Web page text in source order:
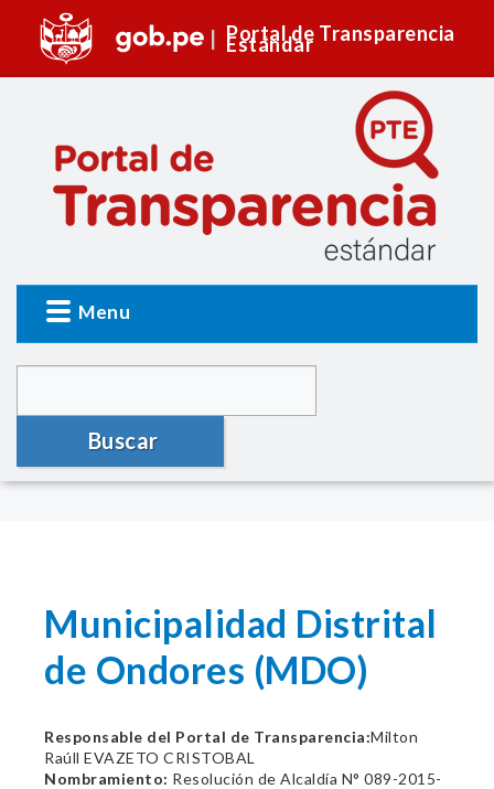
Portal de Transparencia
Estándar
Menu
Buscar
Municipalidad Distrital
de Ondores (MDO)
Responsable del Portal de Transparencia:Milton
Raúll EVAZETO CRISTOBAL
Nombramiento: Resolución de Alcaldía N° 089-2015-